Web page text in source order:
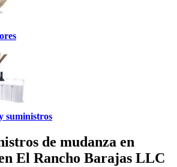
suministros
de mudanza en
El Rancho Barajas LLC